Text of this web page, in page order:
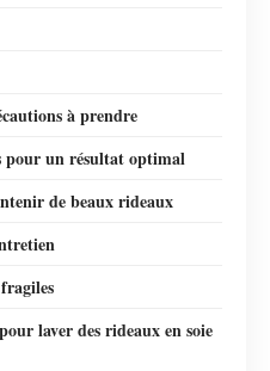
à prendre
pour un résultat optimal
de beaux rideaux
laver des rideaux en soie